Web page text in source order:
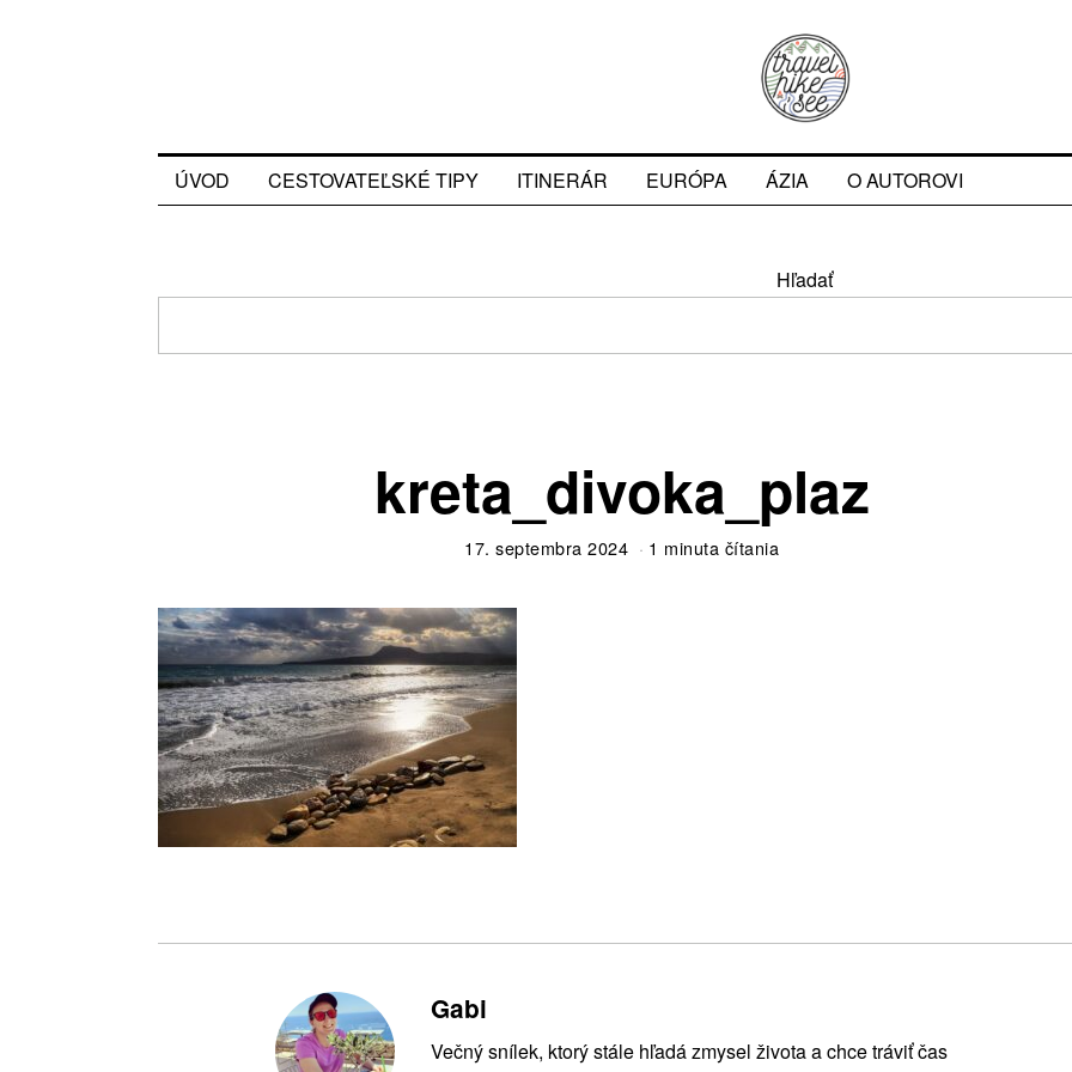
ÚVOD CESTOVATEĽSKÉ TIPY ITINERÁR EURÓPA ÁZIA O AUTOROVI
Hľadať
kreta_divoka_plaz
17. septembra 2024 1 minuta čítania
Gabi
Večný snílek, ktorý stále hľadá zmysel života a chce tráviť čas